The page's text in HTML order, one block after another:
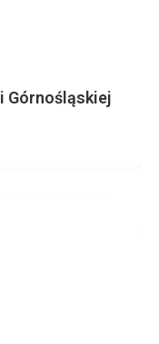
Górnośląskiej